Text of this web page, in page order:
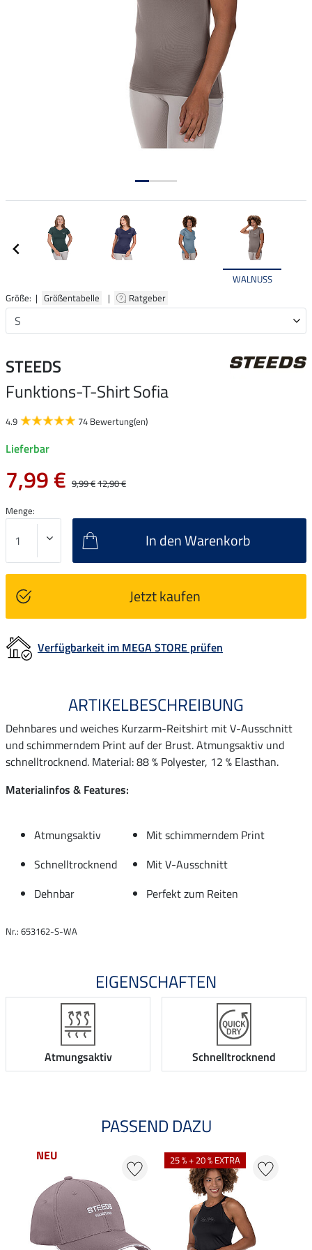
WALNUSS
Größe: | Größentabelle | Ratgeber
STEEDS
Funktions-T-Shirt Sofia
4.9 74 Bewertung(en)
Lieferbar
7,99 € 9,99 €12,90 €
Menge:
In den Warenkorb
Jetzt kaufen
Verfügbarkeit im MEGA STORE prüfen
ARTIKELBESCHREIBUNG
Dehnbares und weiches Kurzarm-Reitshirt mit V-Ausschnitt
und schimmerndem Print auf der Brust. Atmungsaktiv und
schnelltrocknend. Material: 88 % Polyester, 12 % Elasthan.
Materialinfos & Features:
Atmungsaktiv
Mit schimmerndem Print
Schnelltrocknend
Mit V-Ausschnitt
Dehnbar
Perfekt zum Reiten
Nr.: 653162-S-WA
EIGENSCHAFTEN
Atmungsaktiv Schnelltrocknend
PASSEND DAZU
NEU 25 % + 20 % EXTRA